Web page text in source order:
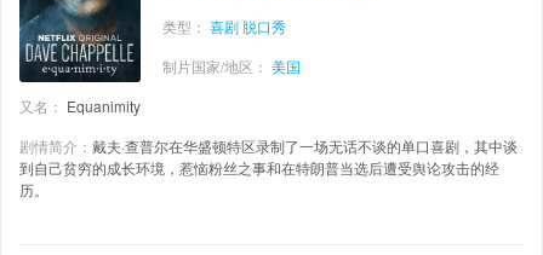
类型： 喜剧 脱口秀
制片国家/地区： 美国
又名： Equanimity
剧情简介： 戴夫·查普尔在华盛顿特区录制了一场无话不谈的单口喜剧，其中谈
到自己贫穷的成长环境，惹恼粉丝之事和在特朗普当选后遭受舆论攻击的经
历。